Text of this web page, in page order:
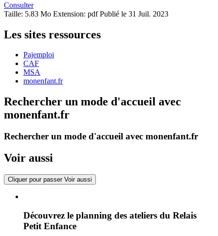
Consulter
Taille: 5.83 Mo Extension: pdfPublié le 31 Juil. 2023
Les sites ressources
Pajemploi
CAF
MSA
monenfant.fr
Rechercher un mode d'accueil avec
monenfant.fr
Rechercher un mode d'accueil avec monenfant.fr
Voir aussi
Cliquer pour passer Voir aussi
Découvrez le planning des ateliers du Relais
Petit Enfance